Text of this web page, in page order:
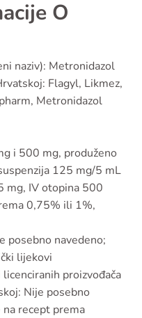
O
naziv): Metronidazol
Flagyl, Likmez,
Metronidazol
i 500 mg, produženo
125 mg/5 mL
mg, IV otopina 500
0,75% ili 1%,
posebno navedeno;
lijekovi
proizvođača
Nije posebno
na recept prema